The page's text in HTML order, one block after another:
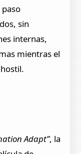
sin
internas,
mientras el
Adapt”, la